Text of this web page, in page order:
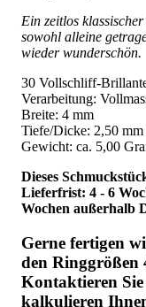
Ein zeitlos
sowohl alleine
wieder wunderschön.
30 Vollschliff-
Verarbeitung:
Breite: 4 mm
Tiefe/Dicke: 2,50 mm
Gewicht: ca. 5,00
Dieses
Lieferfrist: 4 - 6
Wochen außerhalb
Gerne fertigen
den Ringgrößen
Kontaktieren
kalkulieren